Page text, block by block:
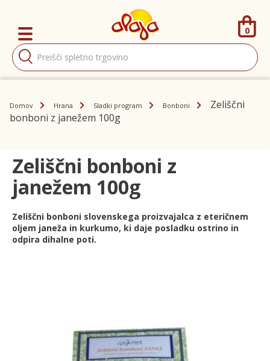
Products
search
0
Domov Hrana Sladki program Bonboni
Zeliščni
bonboni z janežem 100g
Zeliščni bonboni z
janežem 100g
Zeliščni bonboni slovenskega proizvajalca z eteričnem
oljem janeža in kurkumo, ki daje posladku ostrino in
odpira dihalne poti.